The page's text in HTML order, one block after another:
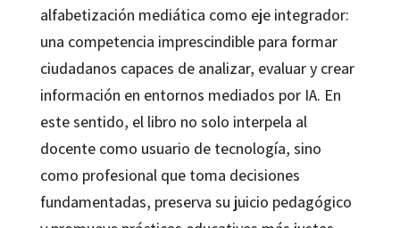
alfabetización mediática como eje integrador:
una competencia imprescindible para formar
ciudadanos capaces de analizar, evaluar y crear
información en entornos mediados por IA. En
este sentido, el libro no solo interpela al
docente como usuario de tecnología, sino
como profesional que toma decisiones
fundamentadas, preserva su juicio pedagógico